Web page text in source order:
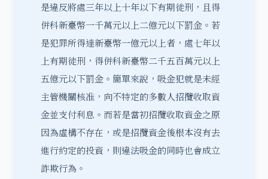
是違反將處三年以上十年以下有期徒刑，且得
併科新臺幣一千萬元以上二億元以下罰金。若
是犯罪所得達新臺幣一億元以上者，處七年以
上有期徒刑，得併科新臺幣二千五百萬元以上
五億元以下罰金。簡單來說，吸金犯就是未經
主管機關核准，向不特定的多數人招攬收取資
金並支付利息。而若是當初招攬收取資金之原
因為虛構不存在，或是招攬資金後根本沒有去
進行約定的投資，則違法吸金的同時也會成立
詐欺行為。